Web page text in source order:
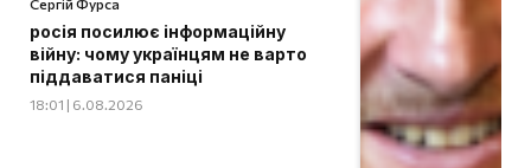
Сергій Фурса
росія посилює інформаційну
війну: чому українцям не варто
піддаватися паніці
18:01 | 6.08.2026